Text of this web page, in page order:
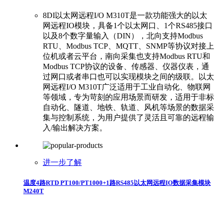
8DI以太网远程I/O M310T是一款功能强大的以太
网远程IO模块，具备1个以太网口、1个RS485接口
以及8个数字量输入（DIN），北向支持Modbus
RTU、Modbus TCP、MQTT、SNMP等协议对接上
位机或者云平台，南向采集也支持Modbus RTU和
Modbus TCP协议的设备、传感器、仪器仪表，通
过网口或者串口也可以实现模块之间的级联。以太
网远程I/O M310T广泛适用于工业自动化、物联网
等领域，专为苛刻的应用场景而研发，适用于非标
自动化、隧道、地铁、轨道、风机等场景的数据采
集与控制系统，为用户提供了灵活且可靠的远程输
入/输出解决方案。
进一步了解
温度4路RTD PT100/PT1000+1路RS485以太网远程IO数据采集模块
M240T